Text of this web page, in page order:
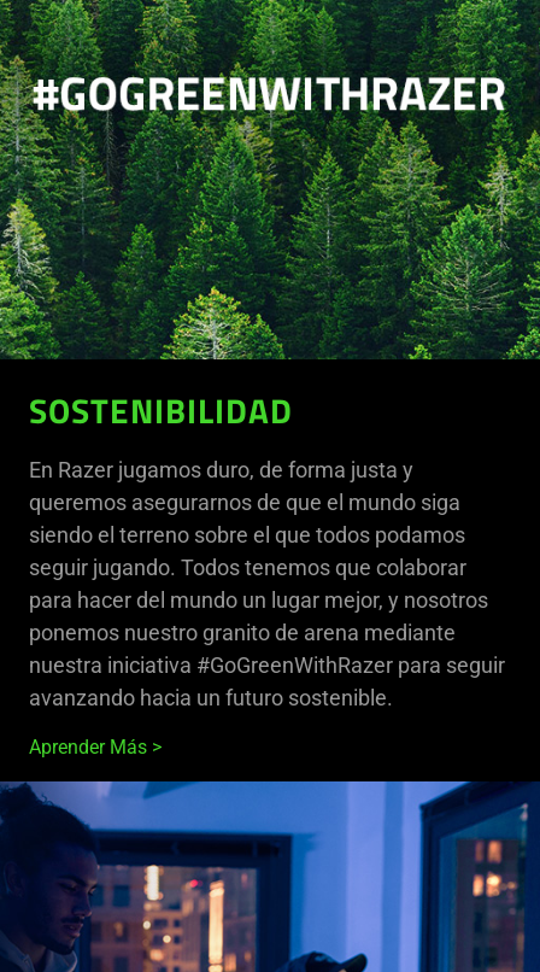
SOSTENIBILIDAD
En Razer jugamos duro, de forma justa y
queremos asegurarnos de que el mundo siga
siendo el terreno sobre el que todos podamos
seguir jugando. Todos tenemos que colaborar
para hacer del mundo un lugar mejor, y nosotros
ponemos nuestro granito de arena mediante
nuestra iniciativa #GoGreenWithRazer para seguir
avanzando hacia un futuro sostenible.
Aprender Más